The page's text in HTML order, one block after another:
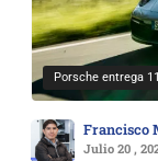
Porsche entrega
Francisco
Julio 20 ,